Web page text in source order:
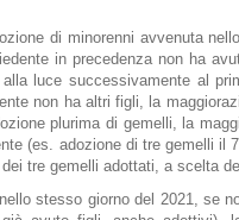
di minorenni avvenuta
in precedenza non ha
luce successivamente al
non ha altri figli, la
plurima di gemelli, la
(es. adozione di tre gemelli il
tre gemelli adottati, a scelta
stesso giorno del 2021, se